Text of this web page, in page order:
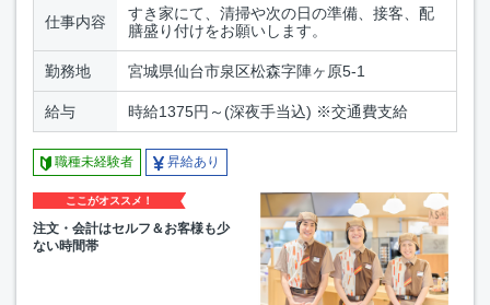
仕事内容
すき家にて、清掃や次の日の準備、接客、配
膳盛り付けをお願いします。
勤務地 宮城県仙台市泉区松森字陣ヶ原5-1
給与 時給1375円～(深夜手当込) ※交通費支給
職種未経験者 昇給あり
ここがオススメ！
注文・会計はセルフ＆お客様も少
ない時間帯